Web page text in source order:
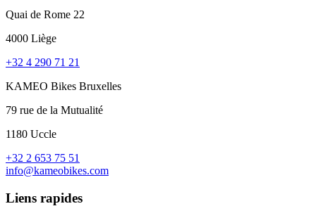
Quai de Rome 22
4000 Liège
+32 4 290 71 21
KAMEO Bikes Bruxelles
79 rue de la Mutualité
1180 Uccle
+32 2 653 75 51
info@kameobikes.com
Liens rapides